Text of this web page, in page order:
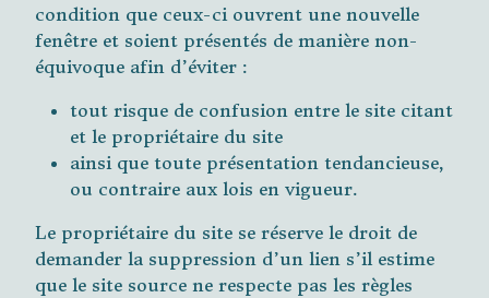
condition que ceux-ci ouvrent une nouvelle
fenêtre et soient présentés de manière non-
équivoque afin d’éviter :
tout risque de confusion entre le site citant
et le propriétaire du site
ainsi que toute présentation tendancieuse,
ou contraire aux lois en vigueur.
Le propriétaire du site se réserve le droit de
demander la suppression d’un lien s’il estime
que le site source ne respecte pas les règles